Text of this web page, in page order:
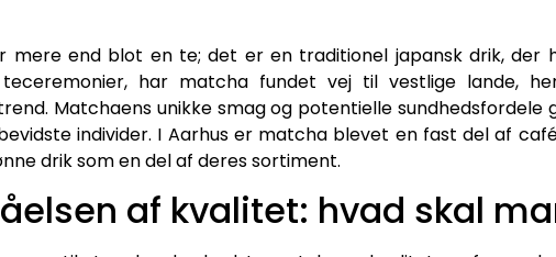
mere end blot en te; det er en traditionel japansk drik,
teceremonier, har matcha fundet vej til vestlige lande,
Matchaens unikke smag og potentielle
individer. I Aarhus er matcha blevet en fast del af
drik som en del af deres sortiment.
af kvalitet: hvad skal